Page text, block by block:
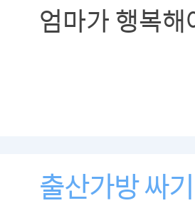
엄마가 행복
출산가방 싸기